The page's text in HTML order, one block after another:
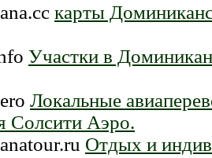
карты
Участки в
Локальные
Солсити Аэро.
Отдых и